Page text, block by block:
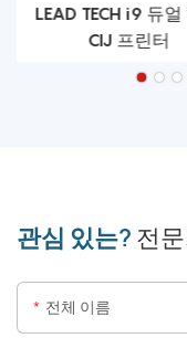
LEAD TECH i9 듀얼
CIJ 프린터
관심 있는? 전
전체 이름